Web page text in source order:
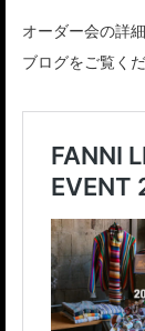
オーダー会の詳
ブログをご覧くだ